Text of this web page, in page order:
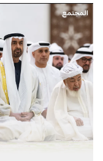
المجتمع